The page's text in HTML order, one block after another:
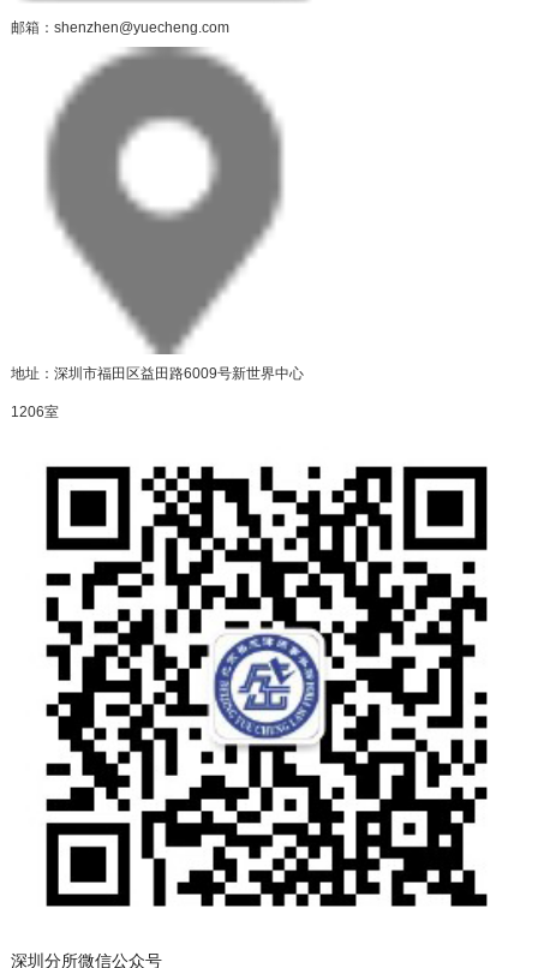
邮箱：shenzhen@yuecheng.com
地址：深圳市福田区益田路6009号新世界中心
1206室
深圳分所微信公众号